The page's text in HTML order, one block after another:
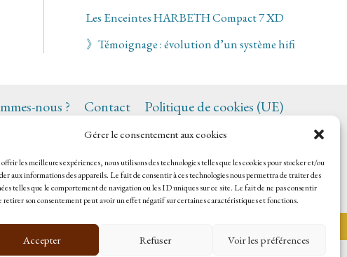
Gérer le consentement aux cookies
offrir les meilleures expériences, nous utilisons des technologies telles que les cookies pour stocker et/ou
aux informations des appareils. Le fait de consentir à ces technologies nous permettra de traiter des
telles que le comportement de navigation ou les ID uniques sur ce site. Le fait de ne pas consentir
retirer son consentement peut avoir un effet négatif sur certaines caractéristiques et fonctions.
Accepter Refuser Voir les préférences
Les Enceintes HARBETH Compact 7 XD
》Témoignage : évolution d’un système hifi
nous ? Contact Politique de cookies (UE)